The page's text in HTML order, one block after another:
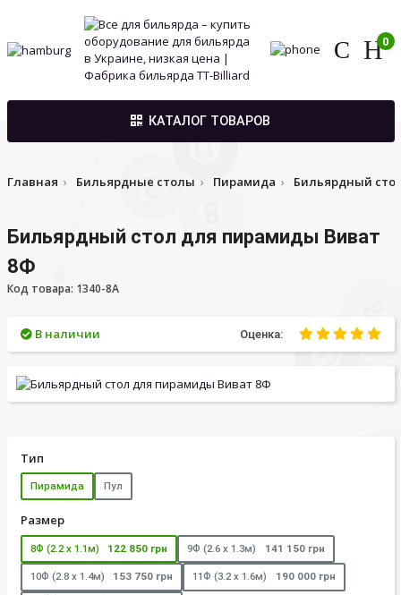
0
КАТАЛОГ ТОВАРОВ
Главная Бильярдные столы Пирамида Бильярдный
Бильярдный стол для пирамиды Виват
8Ф
Код товара: 1340-8A
В наличии Оценка:
Тип
Пирамида Пул
Размер
8Ф (2.2 х 1.1м) 122 850 грн 9Ф (2.6 х 1.3м) 141 150 грн
10Ф (2.8 х 1.4м) 153 750 грн 11Ф (3.2 х 1.6м) 190 000 грн